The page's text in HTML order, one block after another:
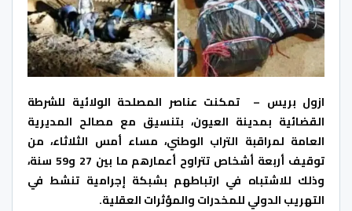
ازول بريس – تمكنت عناصر المصلحة الولائية للشرطة
القضائية بمدينة العيون، بتنسيق مع مصالح المديرية
العامة لمراقبة التراب الوطني، مساء أمس الثلاثاء، من
توقيف أربعة أشخاص تتراوح أعمارهم ما بين 27 و59 سنة،
وذلك للاشتباه في ارتباطهم بشبكة إجرامية تنشط في
التهريب الدولي للمخدرات والمؤثرات العقلية.